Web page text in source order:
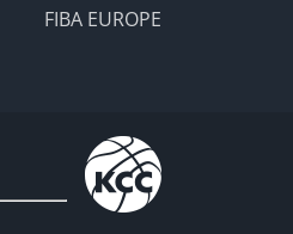
FIBA EUROPE